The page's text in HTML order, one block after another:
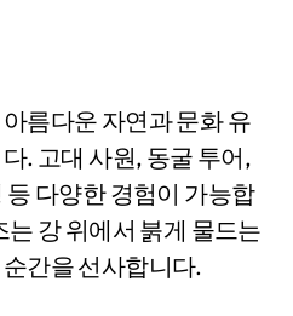
름다운 자연과 문화 유
. 고대 사원, 동굴 투어,
다양한 경험이 가능합
강 위에서 붉게 물드는
간을 선사합니다.